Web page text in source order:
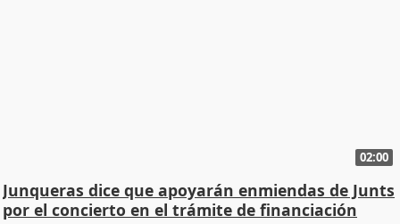
02:00
Junqueras dice que apoyarán enmiendas de Junts
por el concierto en el trámite de financiación